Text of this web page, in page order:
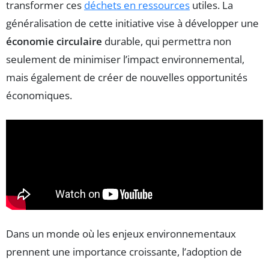
transformer ces déchets en ressources utiles. La
généralisation de cette initiative vise à développer une
économie circulaire durable, qui permettra non
seulement de minimiser l’impact environnemental,
mais également de créer de nouvelles opportunités
économiques.
Dans un monde où les enjeux environnementaux
prennent une importance croissante, l’adoption de